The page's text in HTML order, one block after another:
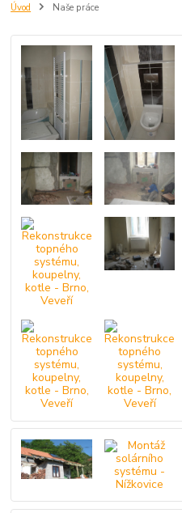
Úvod Naše práce